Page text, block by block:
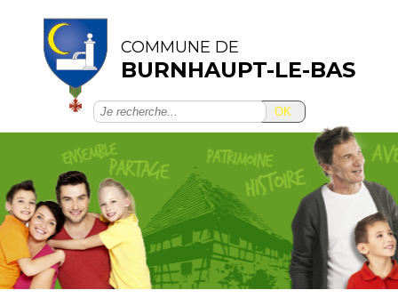
COMMUNE DE
BURNHAUPT-LE-BAS
OK